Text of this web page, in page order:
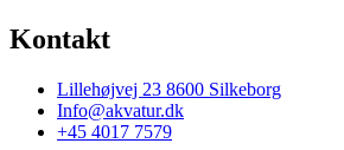
Kontakt
Lillehøjvej 23 8600 Silkeborg
Info@akvatur.dk
+45 4017 7579